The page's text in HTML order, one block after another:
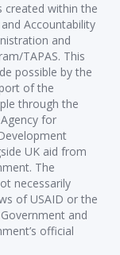
created within the
Accountability
and
TAPAS. This
possible by the
of the
through the
for
UK aid from
The
necessarily
of USAID or the
and
official